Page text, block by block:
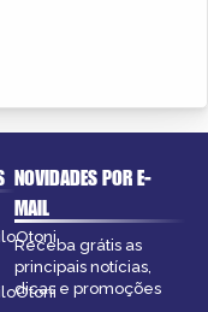
NOVIDADES POR E-
MAIL
Receba grátis as
principais notícias,
dicas e promoções